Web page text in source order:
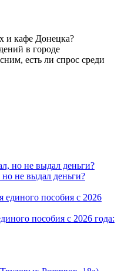
и кафе Донецка?
в городе
есть ли спрос среди
но не выдал деньги?
пособия с 2026 года: